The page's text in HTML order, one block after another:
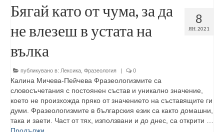
8
ЯН. 2021
Бягай като от чума, за да
не влезеш в устата на
вълка
публикувано в: Лексика Фразеология | 0
Калина Мичева-Пейчева Фразеологизмите са
словосъчетания с постоянен състав и уникално значение,
което не произхожда пряко от значението на съставящите ги
думи. Фразеологизмите в българския език са както домашни,
така и заети. Част от тях, използвани и до днес, са открити …